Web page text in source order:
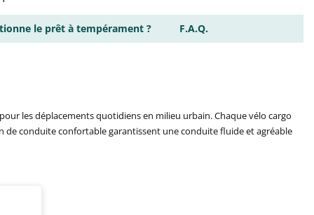
le prêt à tempérament ? F.A.Q.
les déplacements quotidiens en milieu urbain. Chaque vélo cargo
de conduite confortable garantissent une conduite fluide et agréable